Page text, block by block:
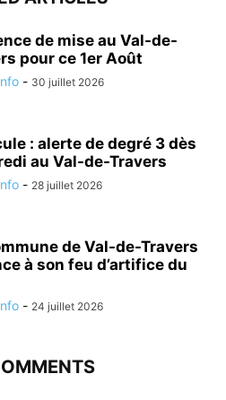
de mise au Val-de-
pour ce 1er Août
- 30 juillet 2026
: alerte de degré 3 dès
au Val-de-Travers
- 28 juillet 2026
de Val-de-Travers
à son feu d’artifice du
- 24 juillet 2026